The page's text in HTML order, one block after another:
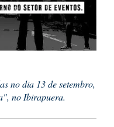
no dia 13 de setembro,
no Ibirapuera.